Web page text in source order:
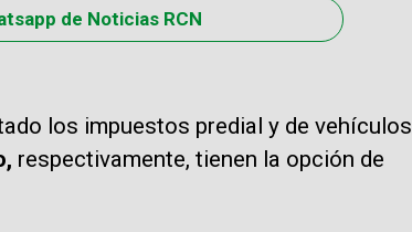
de Noticias RCN
los impuestos predial y de vehículos
respectivamente, tienen la opción de